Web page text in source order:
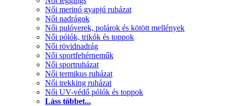
Női merinó gyapjú ruházat
Női nadrágok
Női pulóverek, polárok és kötött mellények
Női pólók, trikók és toppok
Női rövidnadrág
Női sportfehérneműk
Női sportruházat
Női termikus ruházat
Női trekking ruházat
Női UV-védő pólók és toppok
Láss többet...